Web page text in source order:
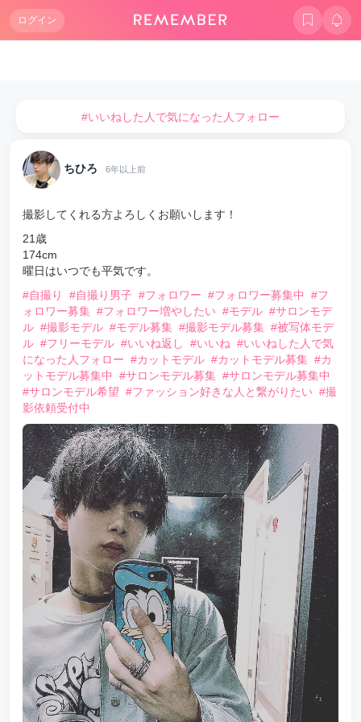
ログイン
#いいねした人で気になった人フォロー
ちひろ 6年以上前
撮影してくれる方よろしくお願いします！
21歳
174cm
曜日はいつでも平気です。
#自撮り
#自撮り男子 #フォロワー #フォロワー募集中
#フ
ォロワー募集 #フォロワー増やしたい #モデル #サロンモデ
ル #撮影モデル #モデル募集 #撮影モデル募集 #被写体モデ
ル #フリーモデル #いいね返し #いいね #いいねした人で気
になった人フォロー #カットモデル #カットモデル募集 #カ
ットモデル募集中
#サロンモデル募集 #サロンモデル募集中
#サロンモデル希望 #ファッション好きな人と繋がりたい #撮
影依頼受付中